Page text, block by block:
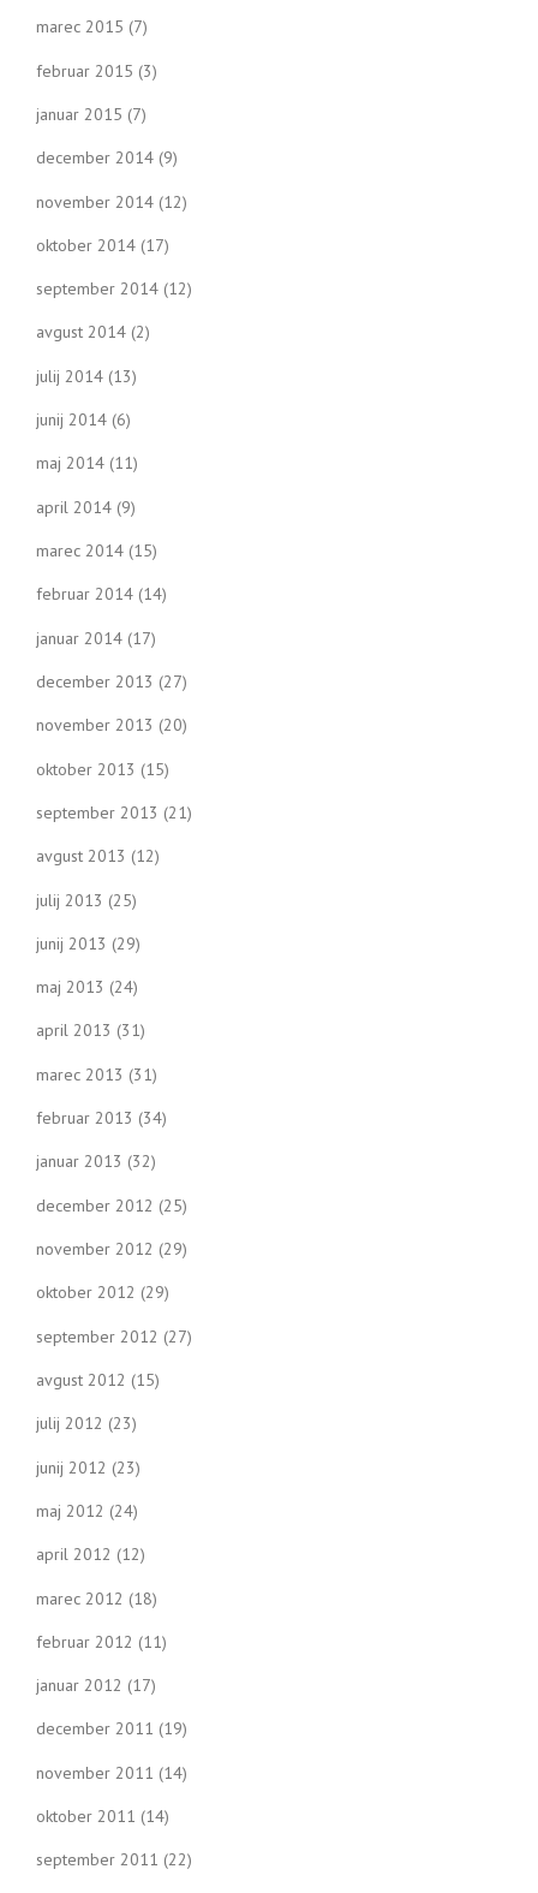
marec 2015 (7)
februar 2015 (3)
januar 2015 (7)
december 2014 (9)
november 2014 (12)
oktober 2014 (17)
september 2014 (12)
avgust 2014 (2)
julij 2014 (13)
junij 2014 (6)
maj 2014 (11)
april 2014 (9)
marec 2014 (15)
februar 2014 (14)
januar 2014 (17)
december 2013 (27)
november 2013 (20)
oktober 2013 (15)
september 2013 (21)
avgust 2013 (12)
julij 2013 (25)
junij 2013 (29)
maj 2013 (24)
april 2013 (31)
marec 2013 (31)
februar 2013 (34)
januar 2013 (32)
december 2012 (25)
november 2012 (29)
oktober 2012 (29)
september 2012 (27)
avgust 2012 (15)
julij 2012 (23)
junij 2012 (23)
maj 2012 (24)
april 2012 (12)
marec 2012 (18)
februar 2012 (11)
januar 2012 (17)
december 2011 (19)
november 2011 (14)
oktober 2011 (14)
september 2011 (22)